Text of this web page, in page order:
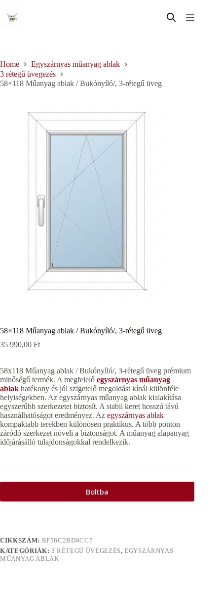
content
Home
Egyszárnyas műanyag ablak
3 rétegű üvegezés
58×118 Műanyag ablak / Bukónyíló/, 3-rétegű üveg
58×118 Műanyag ablak / Bukónyíló/, 3-rétegű üveg
35 990,00 Ft
58x118 Műanyag ablak / Bukónyíló/, 3-rétegű üveg prémium
minőségű termék. A megfelelő egyszárnyas műanyag
ablak hatékony és jól szigetelő megoldást kínál különféle
helyiségekben. Az egyszárnyas műanyag ablak kialakítása
egyszerűbb szerkezetet biztosít. A stabil keret hosszú távú
használhatóságot eredményez. Az egyszárnyas ablak
kompaktabb terekben különösen praktikus. A több ponton
záródó szerkezet növeli a biztonságot. A műanyag alapanyag
időjárásálló tulajdonságokkal rendelkezik.
Boltba
CIKKSZÁM: BF56C2BD8CC7
KATEGÓRIÁK: 3 RÉTEGŰ ÜVEGEZÉS,EGYSZÁRNYAS
MŰANYAG ABLAK